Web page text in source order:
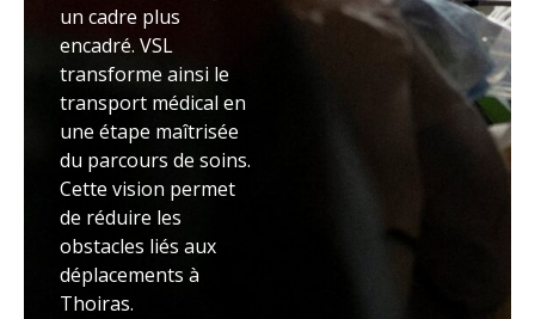
un cadre plus
encadré. VSL
transforme ainsi le
transport médical en
une étape maîtrisée
du parcours de soins.
Cette vision permet
de réduire les
obstacles liés aux
déplacements à
Thoiras.